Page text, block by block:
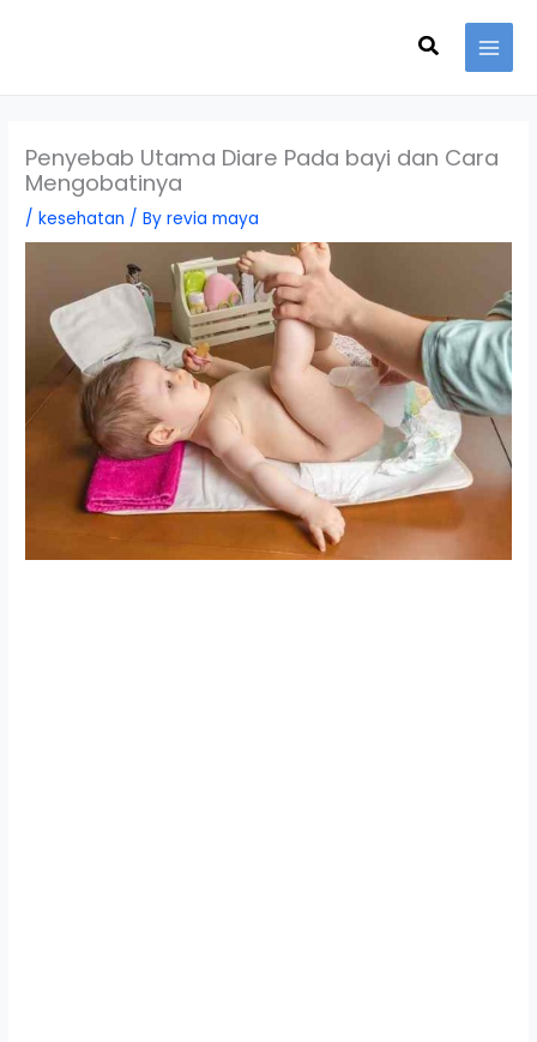
Search
Penyebab Utama Diare Pada bayi dan Cara
Mengobatinya
/kesehatan / Byrevia maya